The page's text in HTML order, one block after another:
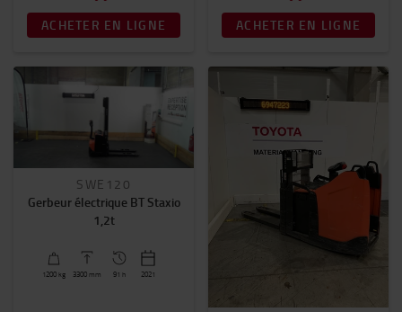
Roues
Garantie
Premium
Basic (8)
Premium+(1)
ACHETER EN LIGNE ACHETER EN LIGNE
SWE120
Gerbeur électrique BT Staxio
1,2t
1200 kg 3300 mm 91 h 2021